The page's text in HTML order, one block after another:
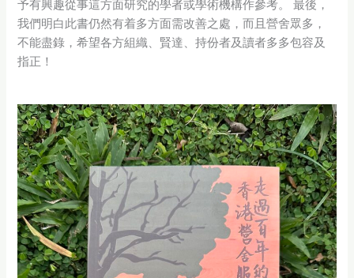
予有興趣從事這方面研究的學者或學術機構作參考。 最後，
我們明白此書仍然有着多方面需改善之處，而且營舍眾多，
不能盡錄，希望各方組織、賢達、持份者及讀者多多包容及
指正！